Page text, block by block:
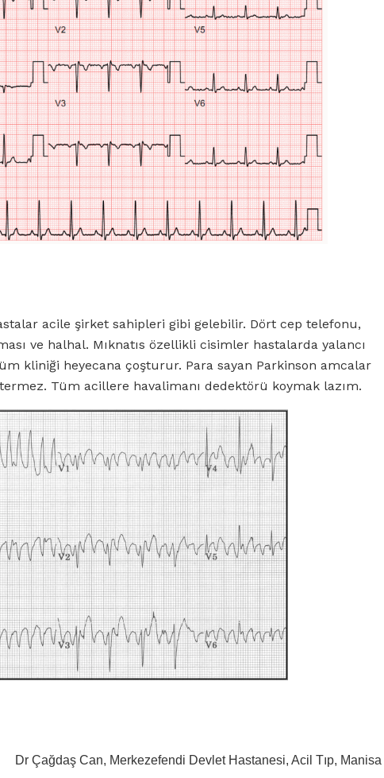
acile şirket sahipleri gibi gelebilir. Dört cep telefonu,
ve halhal. Mıknatıs özellikli cisimler hastalarda yalancı
kliniği heyecana çoşturur. Para sayan Parkinson amcalar
Tüm acillere havalimanı dedektörü koymak lazım.
Dr Çağdaş Can, Merkezefendi Devlet Hastanesi, Acil Tıp, Manisa